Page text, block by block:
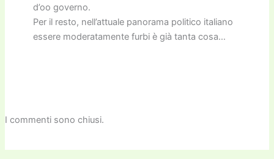
d’oo governo.
Per il resto, nell’attuale panorama politico italiano
essere moderatamente furbi è già tanta cosa…
I commenti sono chiusi.